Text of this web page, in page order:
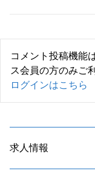
コメント投稿機能
ス会員の方のみご
ログインはこちら
求人情報